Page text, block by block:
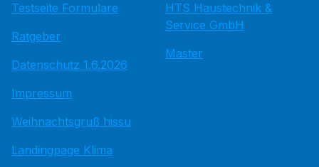
Testseite Formulare
Ratgeber
Datenschutz 1.6.2026
Impressum
Weihnachtsgruß hissu
Landingpage Klima
HTS Haustechnik &
Service GmbH
Master